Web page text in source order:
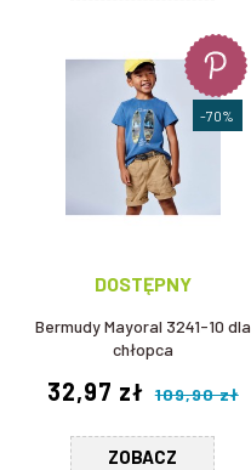
DOSTĘPNY
Bermudy Mayoral 3241-10 dla
chłopca
32,97 zł 109,90 zł
ZOBACZ
-70%